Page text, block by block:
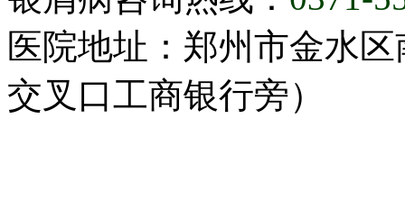
医院地址：郑州市金水
交叉口工商银行旁）